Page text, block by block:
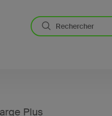
Plus